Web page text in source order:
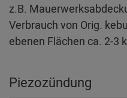
z.B.
Verbrauch von Orig.
ebenen Flächen ca. 2-3
Piezozündung